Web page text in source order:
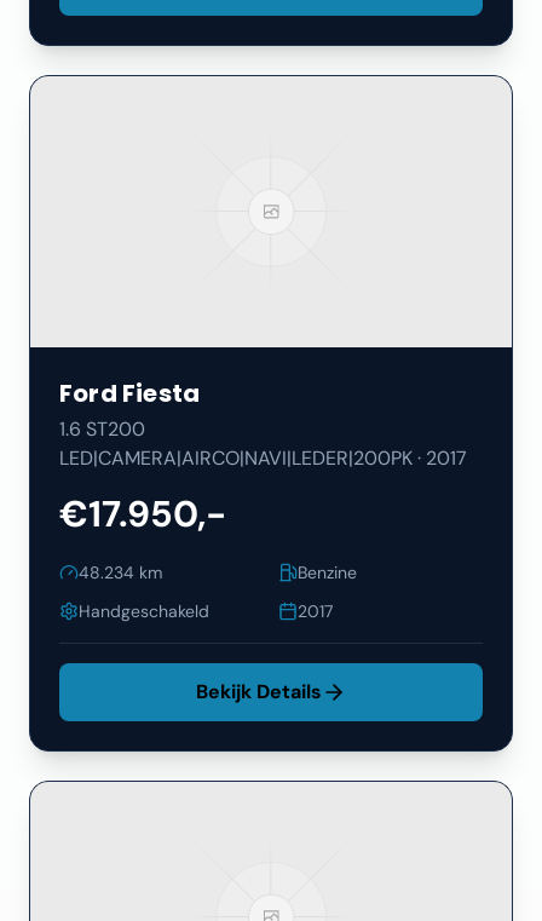
Ford Fiesta
1.6 ST200
LED|CAMERA|AIRCO|NAVI|LEDER|200PK· 2017
€17.950,-
48.234 km
Benzine
Handgeschakeld
2017
Bekijk Details